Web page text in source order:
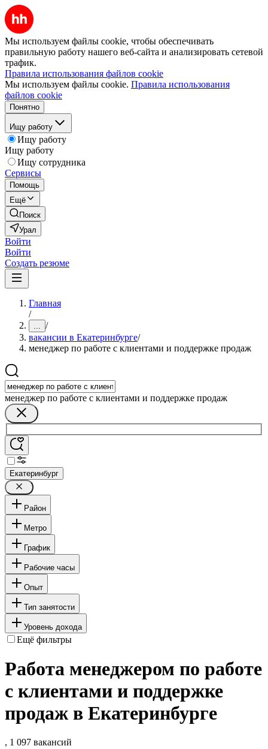
Мы используем файлы cookie, чтобы обеспечивать
правильную работу нашего веб-сайта и анализировать сетевой
трафик.
Правила использования файлов cookie
Мы используем файлы cookie. Правила использования
файлов cookie
Понятно
Ищу работу
Ищу работу
Ищу работу
Ищу сотрудника
Сервисы
Помощь
Ещё
Поиск
Урал
Войти
Войти
Создать резюме
Главная
/
... /
вакансии в Екатеринбурге/
менеджер по работе с клиентами и поддержке продаж
менеджер по работе с клиентами и поддержке продаж
Екатеринбург
Район
Метро
График
Рабочие часы
Опыт
Тип занятости
Уровень дохода
Ещё фильтры
Работа менеджером по работе
с клиентами и поддержке
продаж в Екатеринбурге
, 1 097 вакансий